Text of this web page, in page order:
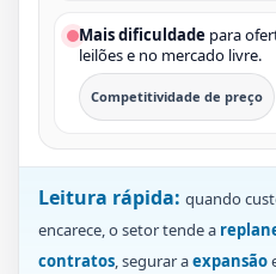
Mais dificuldade para
leilões e no mercado livre.
Competitividade de preço
Leitura rápida: quando
encarece, o setor tende a
contratos, segurar aexpansão